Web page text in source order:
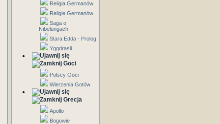
Religia Germanów
Religie Germanów
Saga o
Nibelungach
Stara Edda - Prolog
Yggdrasil
Goci
Polscy Goci
Wierzenia Gotów
Grecja
Apollo
Bogowie